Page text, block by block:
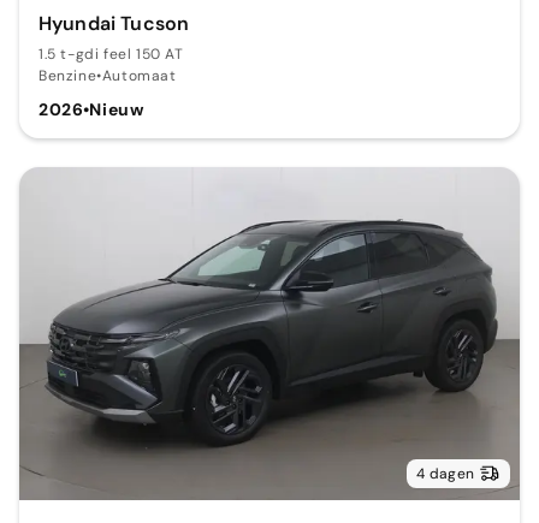
Hyundai Tucson
1.5 t-gdi feel 150 AT
Benzine•Automaat
2026•Nieuw
4 dagen